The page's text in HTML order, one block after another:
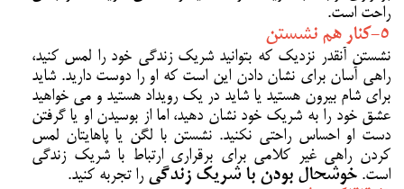
راحت است.
5-کنار هم نشستن
نشستن آنقدر نزدیک که بتوانید شریک زندگی خود را لمس کنید،
راهی آسان برای نشان دادن این است که او را دوست دارید. شاید
برای شام بیرون هستید یا شاید در یک رویداد هستید و می خواهید
عشق خود را به شریک خود نشان دهید، اما از بوسیدن او یا گرفتن
دست او احساس راحتی نکنید. نشستن با لگن یا پاهایتان لمس
کردن راهی غیر کلامی برای برقراری ارتباط با شریک زندگی
است. خوشحال بودن با شریک زندگی را تجربه کنید.